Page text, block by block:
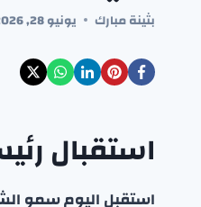
بثينة مبارك يونيو 28, 2026
استقبال